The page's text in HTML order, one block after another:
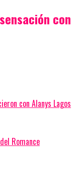
con
con Alanys Lagos
Romance